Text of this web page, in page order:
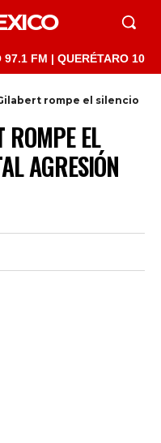
| QUERÉTARO 103.1
rompe el silencio
ROMPE EL
AGRESIÓN